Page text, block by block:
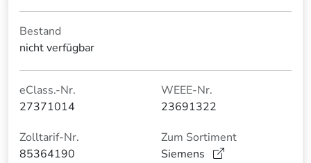
Bestand
nicht verfügbar
eClass.-Nr.
27371014
WEEE-Nr.
23691322
Zolltarif-Nr.
85364190
Zum Sortiment
Siemens